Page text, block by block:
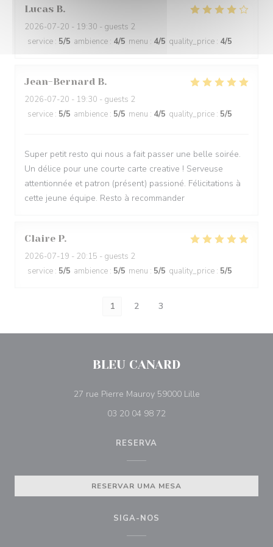
Lucas B
2026-07-20 - 19:30 - guests 2
service : 5/5 ambience : 4/5 menu : 4/5 quality_price : 4/5
Jean-Bernard B
2026-07-20 - 19:30 - guests 2
service : 5/5 ambience : 5/5 menu : 4/5 quality_price : 5/5
Super petit resto qui nous a fait passer une belle soirée.
Un délice pour une courte carte creative ! Serveuse
attentionnée et patron (présent) passioné. Félicitations à
cette jeune équipe. Resto à recommander
Claire P
2026-07-19 - 20:15 - guests 2
service : 5/5 ambience : 5/5 menu : 5/5 quality_price : 5/5
1 2 3
BLEU CANARD
27 rue Pierre Mauroy 59000 Lille((abre numa nova
03 20 04 98 72
RESERVA
RESERVAR UMA MESA
SIGA-NOS